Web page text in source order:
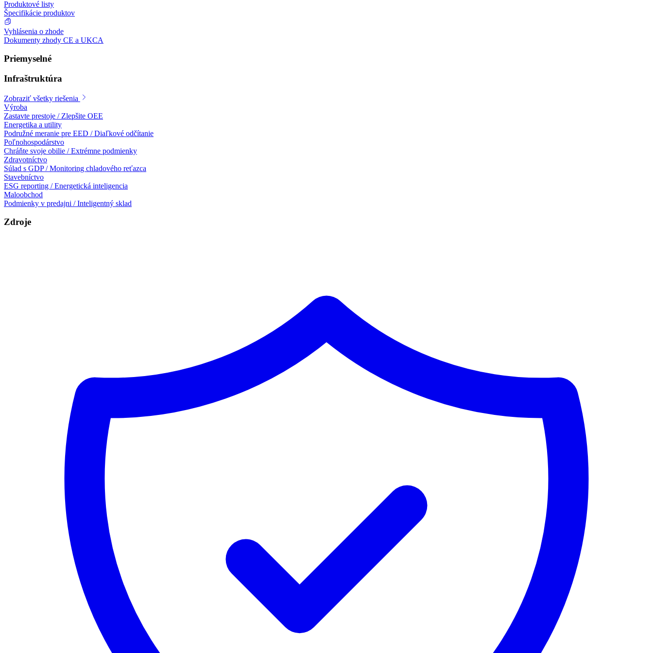
Produktové listy
Špecifikácie produktov
Vyhlásenia o zhode
Dokumenty zhody CE a UKCA
Priemyselné
Infraštruktúra
Zobraziť všetky riešenia
Výroba
Zastavte prestoje / Zlepšite OEE
Energetika a utility
Podružné meranie pre EED / Diaľkové odčítanie
Poľnohospodárstvo
Chráňte svoje obilie / Extrémne podmienky
Zdravotníctvo
Súlad s GDP / Monitoring chladového reťazca
Stavebníctvo
ESG reporting / Energetická inteligencia
Maloobchod
Podmienky v predajni / Inteligentný sklad
Zdroje